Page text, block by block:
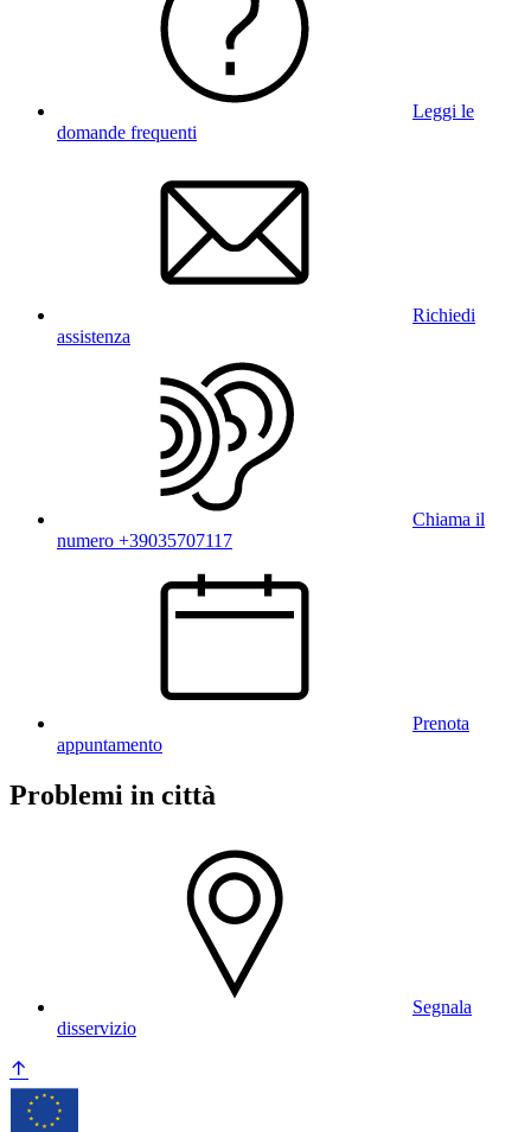
Leggi le
domande frequenti
Richiedi
assistenza
Chiama il
numero +39035707117
Prenota
appuntamento
Problemi in città
Segnala
disservizio